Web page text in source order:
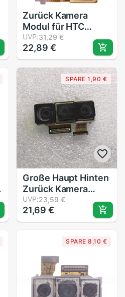
Zurück Kamera
Modul für HTC
Verlangen 626G
Zurück Kamera
Hinten Kamera
UVP:31,29 €
22,89 €
SPARE 1,90 €
Große Haupt Hinten
Zurück Kamera
biegen Kabel Band
Ersatz Teil Für
Huawei P20 Profi
UVP:23,59 €
21,69 €
SPARE 8,10 €